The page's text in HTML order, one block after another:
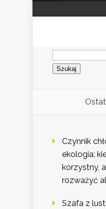
Szukaj:
Czynnik
ekologia:
korzystny,
rozważyć
Szafa z